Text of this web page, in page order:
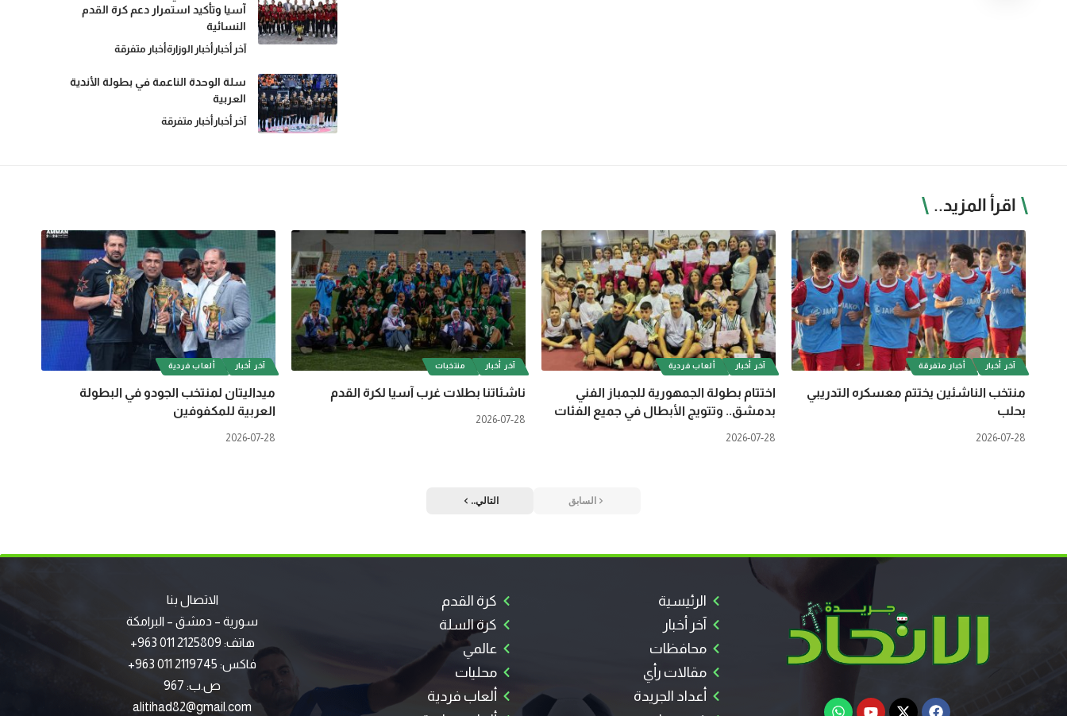
آسيا وتأكيد استمرار دعم كرة القدم
النسائية
آخر أخبارأخبار الوزارةأخبار متفرقة
سلة الوحدة الناعمة في بطولة الأندية
العربية
آخر أخبارأخبار متفرقة
اقرأ المزيد..
آخر أخبار أخبار متفرقة
منتخب الناشئين يختتم معسكره التدريبي
بحلب
2026-07-28
آخر أخبار ألعاب فردية
اختتام بطولة الجمهورية للجمباز الفني
بدمشق.. وتتويج الأبطال في جميع الفئات
2026-07-28
آخر أخبار منتخبات
ناشئاتنا بطلات غرب آسيا لكرة القدم
2026-07-28
آخر أخبار ألعاب فردية
ميداليتان لمنتخب الجودو في البطولة
العربية للمكفوفين
2026-07-28
السابق التالي..
الرئيسية
آخر أخبار
محافظات
مقالات رأي
أعداد الجريدة
كرة القدم
كرة السلة
عالمي
محليات
ألعاب فردية
الاتصال بنا
سورية – دمشق – البرامكة
هاتف: 2125809 011 963+
فاكس: 2119745 011 963+
ص.ب: 967
alitihad82@gmail.com